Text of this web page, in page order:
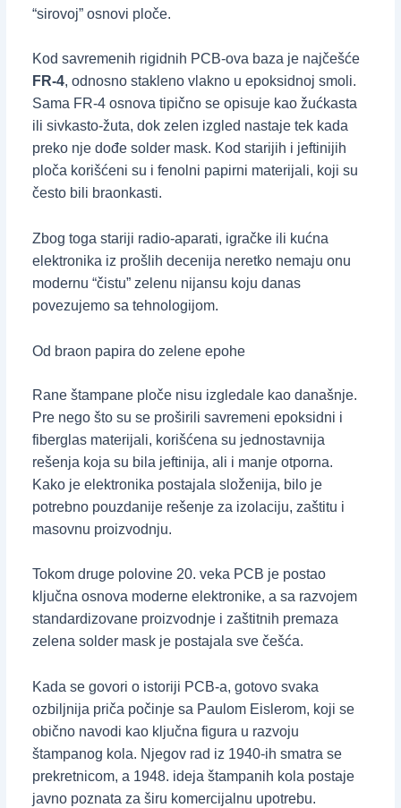
“sirovoj” osnovi ploče.
Kod savremenih rigidnih PCB-ova baza je najčešće
FR-4, odnosno stakleno vlakno u epoksidnoj smoli.
Sama FR-4 osnova tipično se opisuje kao žućkasta
ili sivkasto-žuta, dok zelen izgled nastaje tek kada
preko nje dođe solder mask. Kod starijih i jeftinijih
ploča korišćeni su i fenolni papirni materijali, koji su
često bili braonkasti.
Zbog toga stariji radio-aparati, igračke ili kućna
elektronika iz prošlih decenija neretko nemaju onu
modernu “čistu” zelenu nijansu koju danas
povezujemo sa tehnologijom.
Od braon papira do zelene epohe
Rane štampane ploče nisu izgledale kao današnje.
Pre nego što su se proširili savremeni epoksidni i
fiberglas materijali, korišćena su jednostavnija
rešenja koja su bila jeftinija, ali i manje otporna.
Kako je elektronika postajala složenija, bilo je
potrebno pouzdanije rešenje za izolaciju, zaštitu i
masovnu proizvodnju.
Tokom druge polovine 20. veka PCB je postao
ključna osnova moderne elektronike, a sa razvojem
standardizovane proizvodnje i zaštitnih premaza
zelena solder mask je postajala sve češća.
Kada se govori o istoriji PCB-a, gotovo svaka
ozbiljnija priča počinje sa Paulom Eislerom, koji se
obično navodi kao ključna figura u razvoju
štampanog kola. Njegov rad iz 1940-ih smatra se
prekretnicom, a 1948. ideja štampanih kola postaje
javno poznata za širu komercijalnu upotrebu.